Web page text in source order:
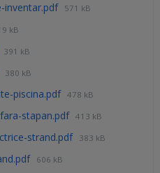
inventar.pdf 571 kB
kB
391 kB
380 kB
piscina.pdf 478 kB
stapan.pdf 413 kB
strand.pdf 383 kB
606 kB